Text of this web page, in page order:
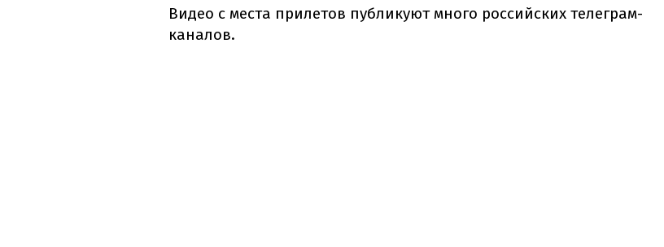
Видео с места прилетов публикуют много российских телеграм-
каналов.